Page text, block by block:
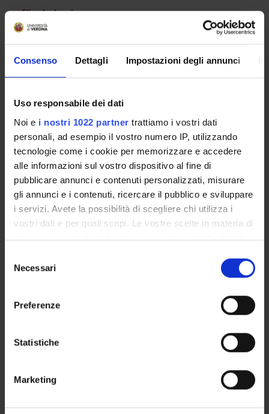
Consenso Dettagli Impostazioni degli annunci
Uso responsabile dei dati
Noi e i nostri 1022 partner trattiamo i vostri dati
personali, ad esempio il vostro numero IP, utilizzando
tecnologie come i cookie per memorizzare e accedere
alle informazioni sul vostro dispositivo al fine di
pubblicare annunci e contenuti personalizzati, misurare
gli annunci e i contenuti, ricercare il pubblico e sviluppare
i servizi. Avete la possibilità di scegliere chi utilizza i
vostri dati e per quali scopi. Le vostre scelte in materia di
privacy sono applicabili solo su questa proprietà digitale
modificare o revocare il proprio consenso in qualsiasi
momento dalla Dichiarazione sui cookie o facendo clic
raccogliere informazioni sulla tua posizione
geografica, con un'approssimazione di qualche
Identificare il tuo dispositivo, scansionandolo
delNecessari
Preferenze
Statistiche
Marketing
Elisa Ambrosi
Federica Canzan
Chiara Leardini
Stefano Tardivo
Mauro Zamboni
Nicola Zanetti
UFFICI E STRUTTURE DI SERVIZIO